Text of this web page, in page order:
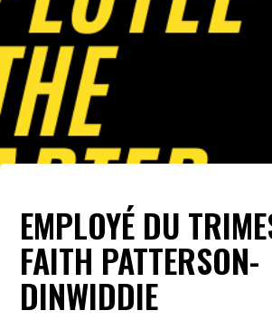
EMPLOYÉ DU
FAITH PATTERSON-
DINWIDDIE